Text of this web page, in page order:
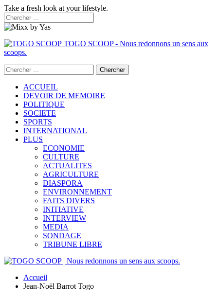
Take a fresh look at your lifestyle.
TOGO SCOOP - Nous redonnons un sens aux
scoops.
ACCUEIL
DEVOIR DE MEMOIRE
POLITIQUE
SOCIETE
SPORTS
INTERNATIONAL
PLUS
ECONOMIE
CULTURE
ACTUALITES
AGRICULTURE
DIASPORA
ENVIRONNEMENT
FAITS DIVERS
INITIATIVE
INTERVIEW
MEDIA
SONDAGE
TRIBUNE LIBRE
Accueil
Jean-Noël Barrot Togo